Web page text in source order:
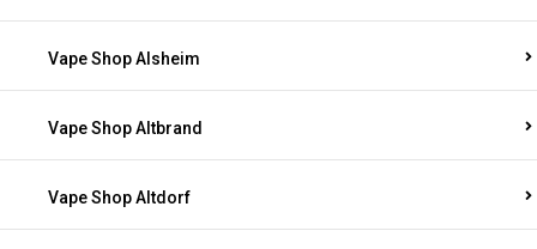
Vape Shop Alsheim
Vape Shop Altbrand
Vape Shop Altdorf